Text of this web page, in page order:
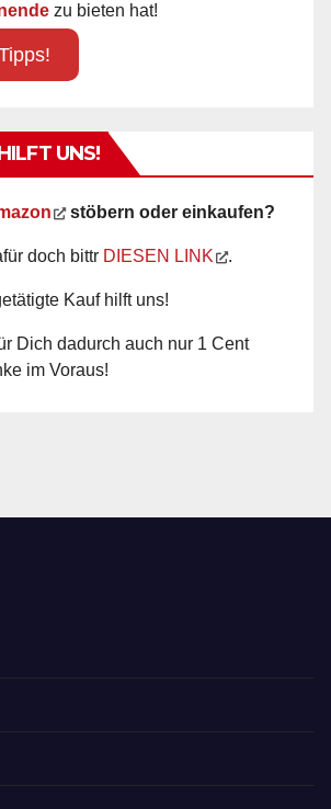
zu bieten hat!
UNS!
stöbern oder einkaufen?
doch bittr DIESEN LINK .
Kauf hilft uns!
Dich dadurch auch nur 1 Cent
im Voraus!